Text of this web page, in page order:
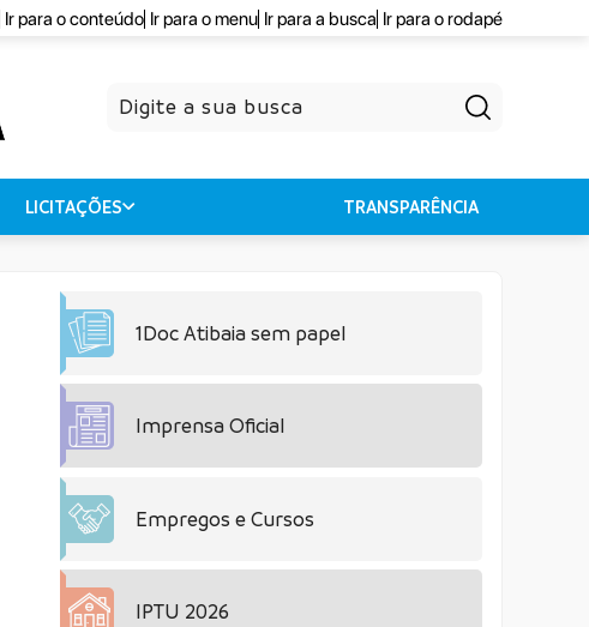
Ir para o conteúdo Ir para o menu Ir para a busca Ir para o rodapé
LICITAÇÕES TRANSPARÊNCIA
1Doc Atibaia sem papel
Imprensa Oficial
Empregos e Cursos
IPTU 2026